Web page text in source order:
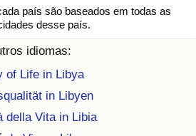
país são baseados em todas as
desse país.
idiomas:
of Life in Libya
in Libyen
della Vita in Libia
(Atual)
por País